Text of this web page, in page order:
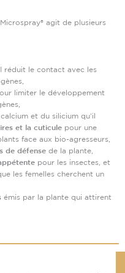
agit de plusieurs
il réduit le contact avec les
limiter le développement
et du silicium qu’il
et la cuticule pour une
face aux bio-agresseurs,
de défense de la plante,
pour les insectes, et
les femelles cherchent un
émis par la plante qui attirent